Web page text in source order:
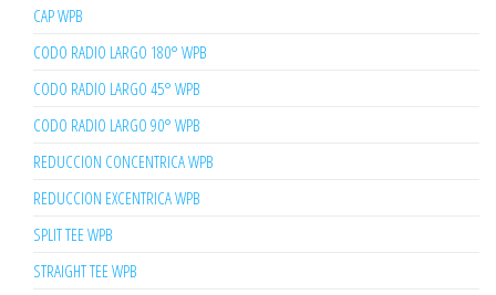
CAP WPB
CODO RADIO LARGO 180° WPB
CODO RADIO LARGO 45° WPB
CODO RADIO LARGO 90° WPB
REDUCCION CONCENTRICA WPB
REDUCCION EXCENTRICA WPB
SPLIT TEE WPB
STRAIGHT TEE WPB